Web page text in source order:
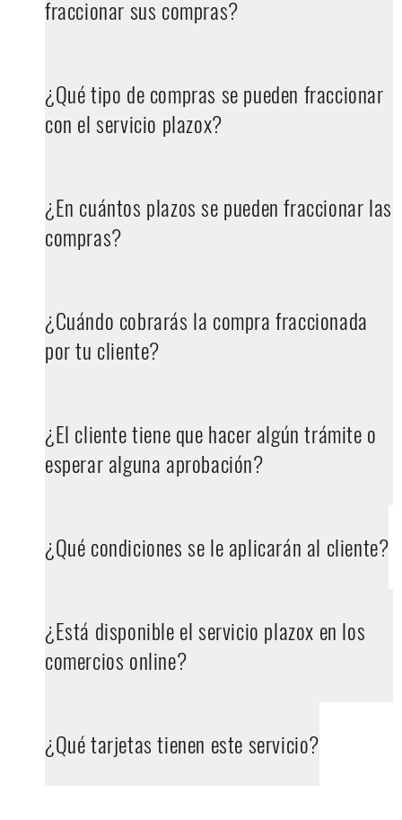
fraccionar sus compras?
¿Qué tipo de compras se pueden fraccionar
con el servicio plazox?
¿En cuántos plazos se pueden fraccionar las
compras?
¿Cuándo cobrarás la compra fraccionada
por tu cliente?
¿El cliente tiene que hacer algún trámite o
esperar alguna aprobación?
¿Qué condiciones se le aplicarán al cliente?
¿Está disponible el servicio plazox en los
comercios online?
¿Qué tarjetas tienen este servicio?